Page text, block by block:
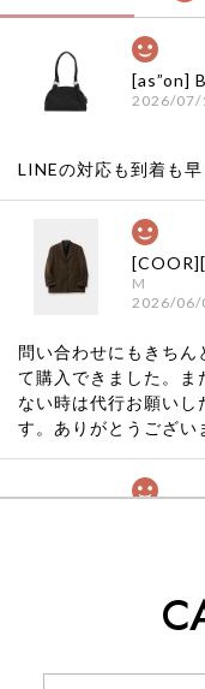
2026/07/
LINEの対応も到着も早
M
2026/06/
問い合わせにもきちん
て購入できました。ま
ない時は代行お願いし
す。ありがとうござい
くっそかわいいし、